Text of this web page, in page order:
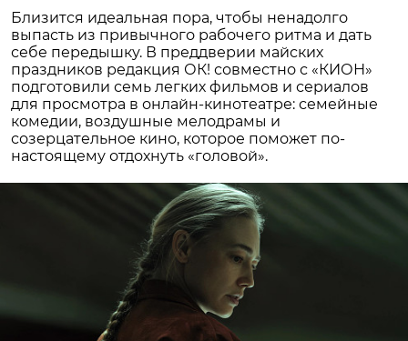
Близится идеальная пора, чтобы ненадолго
выпасть из привычного рабочего ритма и дать
себе передышку. В преддверии майских
праздников редакция ОК! совместно с «КИОН»
подготовили семь легких фильмов и сериалов
для просмотра в онлайн-кинотеатре: семейные
комедии, воздушные мелодрамы и
созерцательное кино, которое поможет по-
настоящему отдохнуть «головой».